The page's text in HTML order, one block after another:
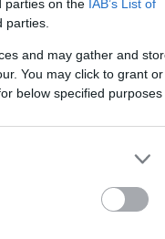
parties on the IAB’s List of
parties.
and may gather and
You may click to grant or
below specified purposes
Újabb
E-ben